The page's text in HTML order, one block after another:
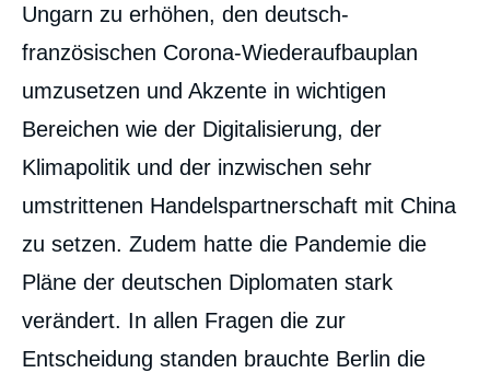
Ungarn zu erhöhen, den deutsch-
französischen Corona-Wiederaufbauplan
umzusetzen und Akzente in wichtigen
Bereichen wie der Digitalisierung, der
Klimapolitik und der inzwischen sehr
umstrittenen Handelspartnerschaft mit China
zu setzen. Zudem hatte die Pandemie die
Pläne der deutschen Diplomaten stark
verändert. In allen Fragen die zur
Entscheidung standen brauchte Berlin die